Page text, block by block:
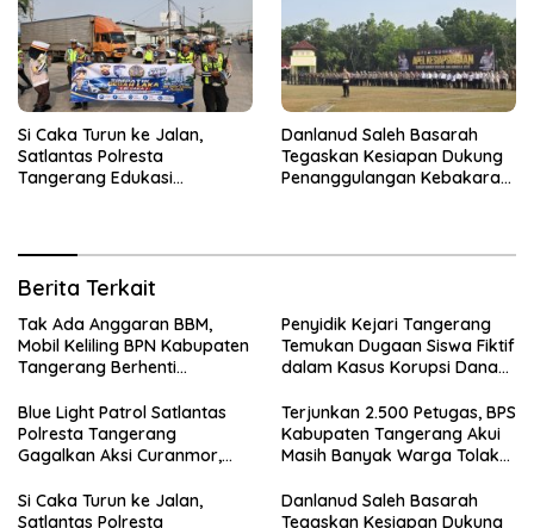
Si Caka Turun ke Jalan,
Satlantas Polresta
Tangerang Edukasi
Danlanud Saleh Basarah
Tegaskan Kesiapan Dukung
Penanggulangan Kebakaran
Berita Terkait
Tak Ada Anggaran BBM,
Mobil Keliling BPN Kabupaten
Tangerang Berhenti
Penyidik Kejari Tangerang
Temukan Dugaan Siswa Fiktif
dalam Kasus Korupsi Dana
Blue Light Patrol Satlantas
Polresta Tangerang
Gagalkan Aksi Curanmor,
Diamankan
Terjunkan 2.500 Petugas, BPS
Kabupaten Tangerang Akui
Masih Banyak Warga Tolak
Si Caka Turun ke Jalan,
Satlantas Polresta
Danlanud Saleh Basarah
Tegaskan Kesiapan Dukung